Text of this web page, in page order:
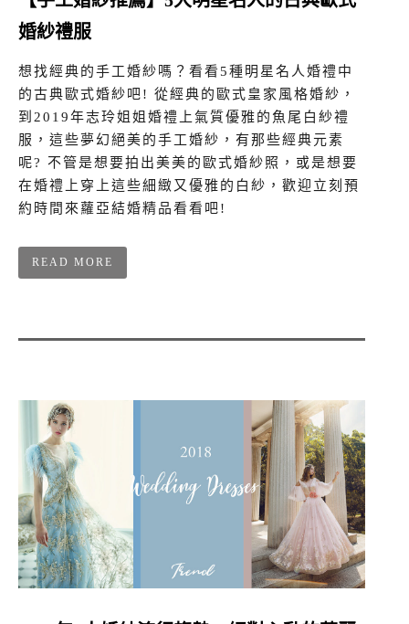
婚紗禮服
想找經典的手工婚紗嗎？看看5種明星名人婚禮中
的古典歐式婚紗吧! 從經典的歐式皇家風格婚紗，
到2019年志玲姐姐婚禮上氣質優雅的魚尾白紗禮
服，這些夢幻絕美的手工婚紗，有那些經典元素
呢? 不管是想要拍出美美的歐式婚紗照，或是想要
在婚禮上穿上這些細緻又優雅的白紗，歡迎立刻預
約時間來蘿亞結婚精品看看吧!
READ MORE